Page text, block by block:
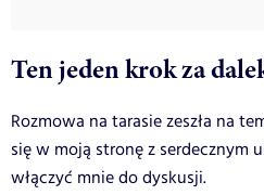
Ten jeden krok za
Rozmowa na tarasie zeszła na
się w moją stronę z serdecznym
włączyć mnie do dyskusji.